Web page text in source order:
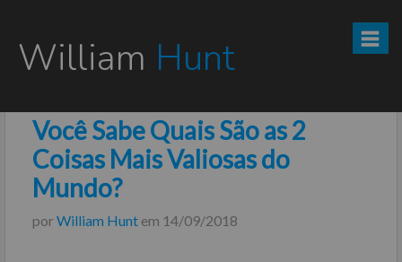
William Hunt
CURSO TESOURO DIRETO PRO
CURSO SEGREDOS DOS INVESTIMENTOS PARA INICIANTES
VÍDEOS
Você Sabe Quais São as 2
Coisas Mais Valiosas do
Mundo?
porWilliam Hunt em 14/09/2018